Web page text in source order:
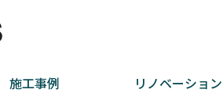
施工事例 リノベーション